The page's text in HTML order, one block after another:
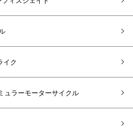
イク
ュラーモーターサイクル